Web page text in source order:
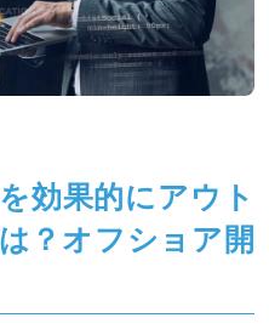
効果的にアウト
？オフショア開